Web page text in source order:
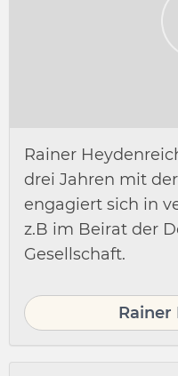
Rainer
drei Jahren mit
engagiert sich in
z.B im Beirat der
Gesellschaft.
Rainer